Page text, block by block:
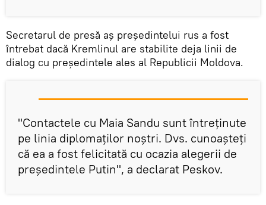
Secretarul de presă aș președintelui rus a fost
întrebat dacă Kremlinul are stabilite deja linii de
dialog cu președintele ales al Republicii Moldova.
"Contactele cu Maia Sandu sunt întreținute
pe linia diplomaților noștri. Dvs. cunoașteți
că ea a fost felicitată cu ocazia alegerii de
președintele Putin", a declarat Peskov.